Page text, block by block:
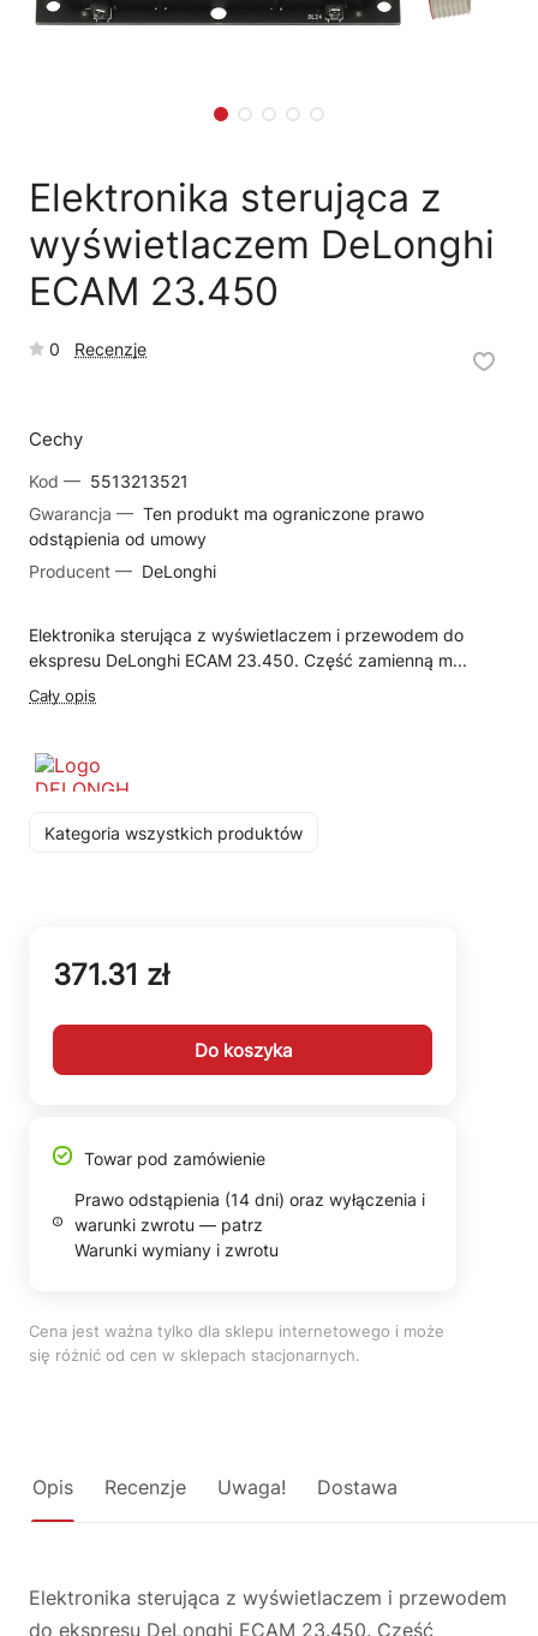
Elektronika sterująca z
wyświetlaczem DeLonghi
ECAM 23.450
0 Recenzje
Cechy
Kod — 5513213521
Gwarancja — Ten produkt ma ograniczone prawo
odstąpienia od umowy
Producent — DeLonghi
Elektronika sterująca z wyświetlaczem i przewodem do
ekspresu DeLonghi ECAM 23.450. Część zamienną m...
Cały opis
Kategoria wszystkich produktów
371.31 zł
Do koszyka
Towar pod zamówienie
Prawo odstąpienia (14 dni) oraz wyłączenia i
warunki zwrotu — patrz
Warunki wymiany i zwrotu
Cena jest ważna tylko dla sklepu internetowego i może
się różnić od cen w sklepach stacjonarnych.
Opis Recenzje Uwaga! Dostawa
Elektronika sterująca z wyświetlaczem i przewodem
do ekspresu DeLonghi ECAM 23.450. Część